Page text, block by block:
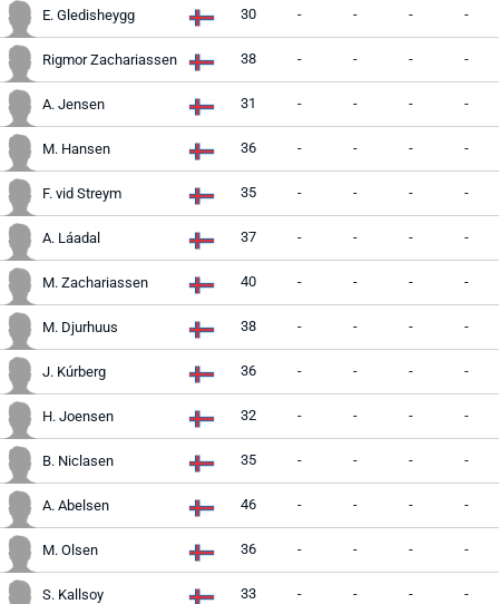
E. Gledisheygg 30 - - - -
Rigmor Zachariassen 38 - - - -
A. Jensen 31 - - - -
M. Hansen 36 - - - -
F. vid Streym 35 - - - -
A. Láadal 37 - - - -
M. Zachariassen 40 - - - -
M. Djurhuus 38 - - - -
J. Kúrberg 36 - - - -
H. Joensen 32 - - - -
B. Niclasen 35 - - - -
A. Abelsen 46 - - - -
M. Olsen 36 - - - -
S. Kallsoy 33 - - - -